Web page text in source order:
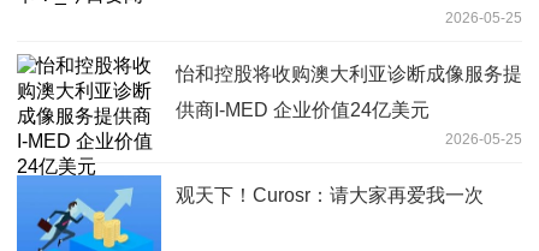
2026-05-25
怡和控股将收购澳大利亚诊断成像服务提
供商I-MED 企业价值24亿美元
2026-05-25
观天下！Curosr：请大家再爱我一次